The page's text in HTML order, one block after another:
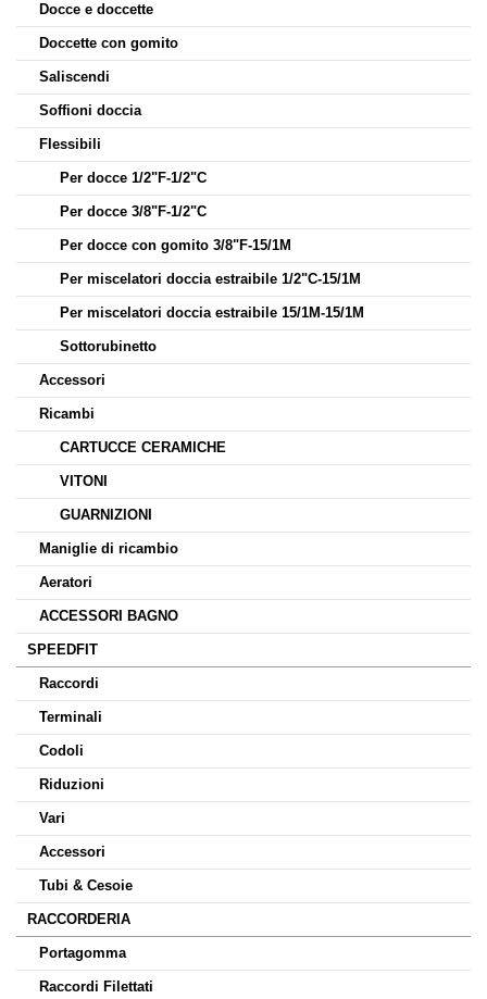
Docce e doccette
Doccette con gomito
Saliscendi
Soffioni doccia
Flessibili
Per docce 1/2"F-1/2"C
Per docce 3/8"F-1/2"C
Per docce con gomito 3/8"F-15/1M
Per miscelatori doccia estraibile 1/2"C-15/1M
Per miscelatori doccia estraibile 15/1M-15/1M
Sottorubinetto
Accessori
Ricambi
CARTUCCE CERAMICHE
VITONI
GUARNIZIONI
Maniglie di ricambio
Aeratori
ACCESSORI BAGNO
SPEEDFIT
Raccordi
Terminali
Codoli
Riduzioni
Vari
Accessori
Tubi & Cesoie
RACCORDERIA
Portagomma
Raccordi Filettati